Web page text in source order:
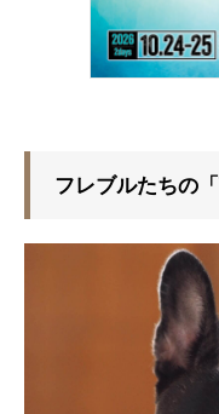
フレブルたちの